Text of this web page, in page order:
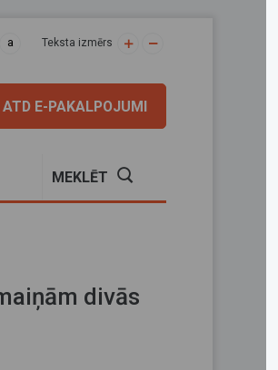
a Teksta izmērs
ATD E-PAKALPOJUMI
MEKLĒT
divās